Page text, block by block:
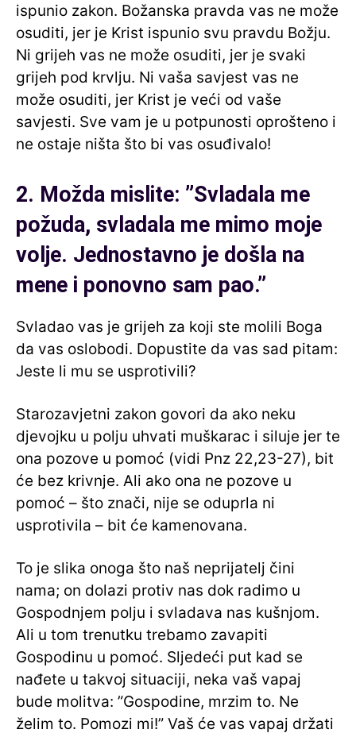
ispunio zakon. Božanska pravda vas ne može
osuditi, jer je Krist ispunio svu pravdu Božju.
Ni grijeh vas ne može osuditi, jer je svaki
grijeh pod krvlju. Ni vaša savjest vas ne
može osuditi, jer Krist je veći od vaše
savjesti. Sve vam je u potpunosti oprošteno i
ne ostaje ništa što bi vas osuđivalo!
2. Možda mislite: ”Svladala me
požuda, svladala me mimo moje
volje. Jednostavno je došla na
mene i ponovno sam pao.”
Svladao vas je grijeh za koji ste molili Boga
da vas oslobodi. Dopustite da vas sad pitam:
Jeste li mu se usprotivili?
Starozavjetni zakon govori da ako neku
djevojku u polju uhvati muškarac i siluje jer te
ona pozove u pomoć (vidi Pnz 22,23-27), bit
će bez krivnje. Ali ako ona ne pozove u
pomoć – što znači, nije se oduprla ni
usprotivila – bit će kamenovana.
To je slika onoga što naš neprijatelj čini
nama; on dolazi protiv nas dok radimo u
Gospodnjem polju i svladava nas kušnjom.
Ali u tom trenutku trebamo zavapiti
Gospodinu u pomoć. Sljedeći put kad se
nađete u takvoj situaciji, neka vaš vapaj
bude molitva: ”Gospodine, mrzim to. Ne
želim to. Pomozi mi!” Vaš će vas vapaj držati